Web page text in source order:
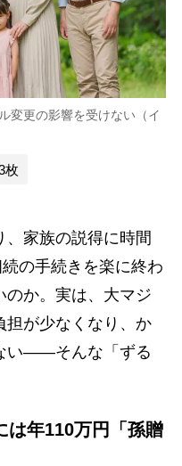
変更の影響を受けない（イ
枚
家族の説得に時間
の手続きを楽に終わ
のか。実は、大マジ
担が少なくなり、か
い――そんな「ずる
は年110万円「孫贈